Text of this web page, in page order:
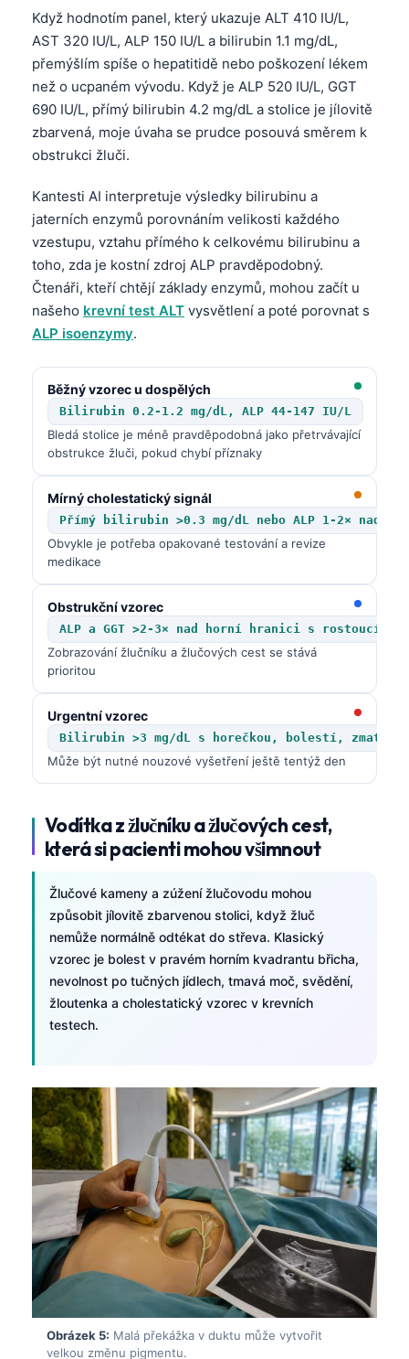
Když hodnotím panel, který ukazuje ALT 410 IU/L,
AST 320 IU/L, ALP 150 IU/L a bilirubin 1.1 mg/dL,
přemýšlím spíše o hepatitidě nebo poškození lékem
než o ucpaném vývodu. Když je ALP 520 IU/L, GGT
690 IU/L, přímý bilirubin 4.2 mg/dL a stolice je jílovitě
zbarvená, moje úvaha se prudce posouvá směrem k
obstrukci žluči.
Kantesti AI interpretuje výsledky bilirubinu a
jaterních enzymů porovnáním velikosti každého
vzestupu, vztahu přímého k celkovému bilirubinu a
toho, zda je kostní zdroj ALP pravděpodobný.
Čtenáři, kteří chtějí základy enzymů, mohou začít u
našeho krevní test ALT vysvětlení a poté porovnat s
ALP isoenzymy.
Běžný vzorec u dospělých
Bilirubin 0.2-1.2 mg/dL, ALP 44-147 IU/L
Bledá stolice je méně pravděpodobná jako přetrvávající
obstrukce žluči, pokud chybí příznaky
Mírný cholestatický signál
Přímý bilirubin >0.3 mg/dL nebo ALP 1-2× nad
Obvykle je potřeba opakované testování a revize
medikace
Obstrukční vzorec
ALP a GGT >2-3× nad horní hranici s rostoucím
Zobrazování žlučníku a žlučových cest se stává
prioritou
Urgentní vzorec
Bilirubin >3 mg/dL s horečkou, bolestí,
Může být nutné nouzové vyšetření ještě tentýž den
Vodítka z žlučníku a žlučových cest,
která si pacienti mohou všimnout
Žlučové kameny a zúžení žlučovodu mohou
způsobit jílovitě zbarvenou stolici, když žluč
nemůže normálně odtékat do střeva. Klasický
vzorec je bolest v pravém horním kvadrantu břicha,
nevolnost po tučných jídlech, tmavá moč, svědění,
žloutenka a cholestatický vzorec v krevních
testech.
Obrázek 5: Malá překážka v duktu může vytvořit
velkou změnu pigmentu.